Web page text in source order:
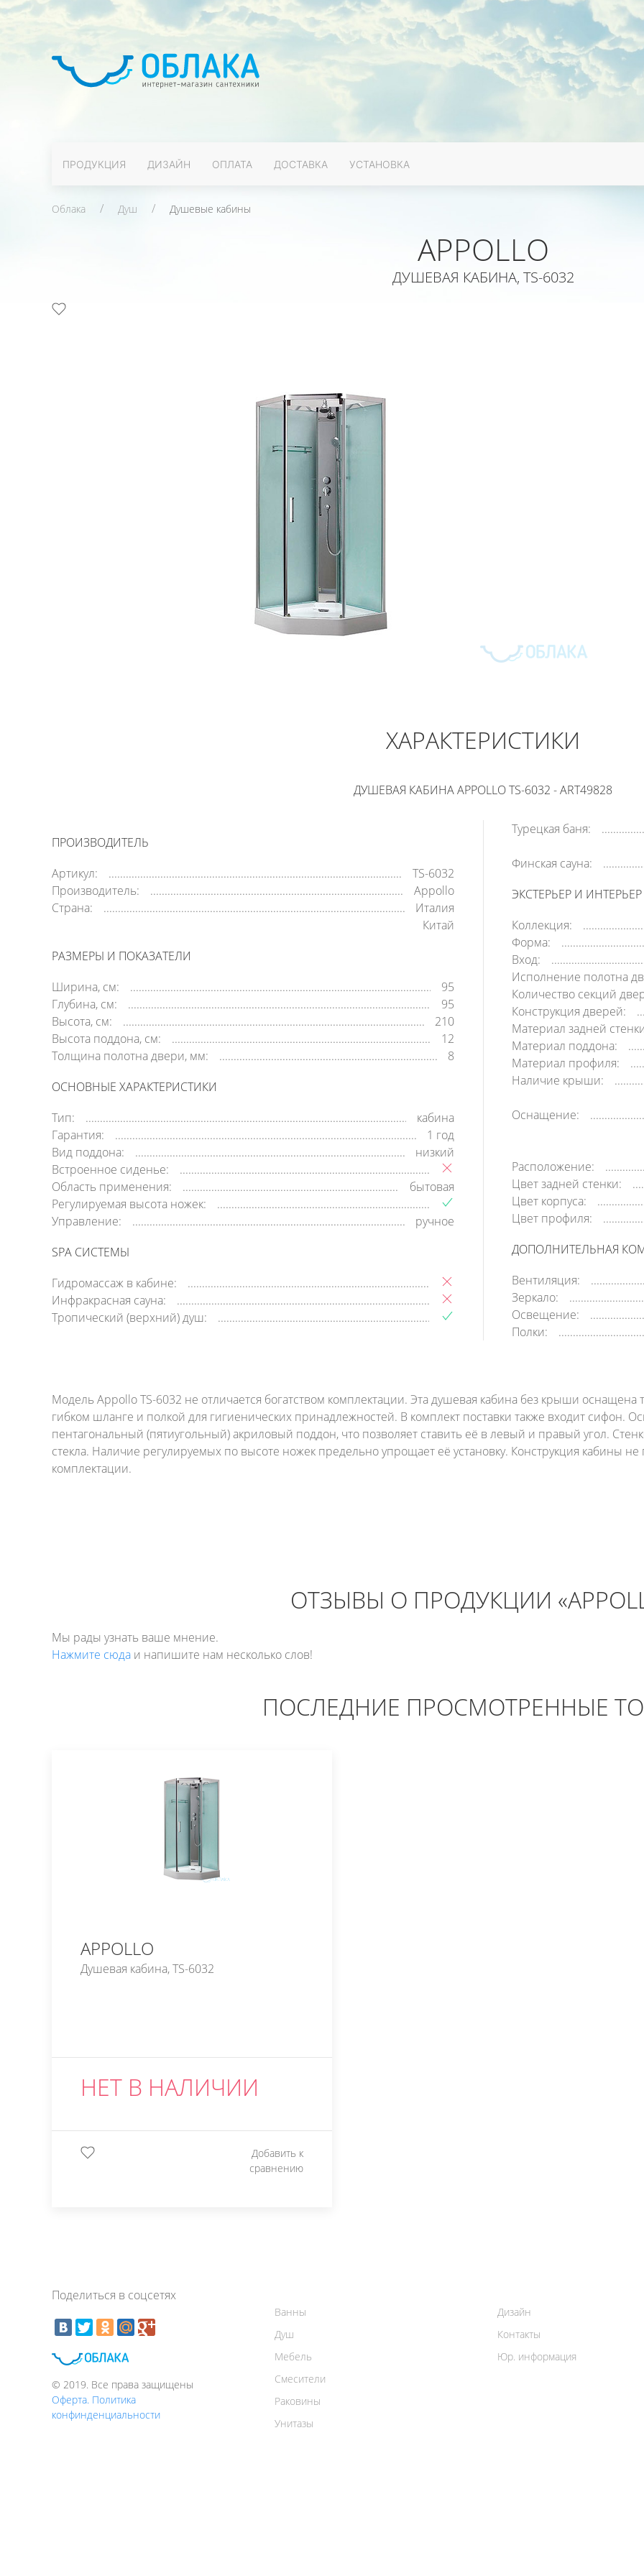
ПРОДУКЦИЯ ДИЗАЙН ОПЛАТА ДОСТАВКА УСТАНОВКА
Облака Душ Душевые кабины
APPOLLO
ДУШЕВАЯ КАБИНА, TS-6032
РУБХАРАКТЕРИСТИКИ
ДУШЕВАЯ КАБИНА APPOLLO TS-6032 - ART49828
ПРОИЗВОДИТЕЛЬ
Артикул:
TS-6032
Производитель:
Appollo
Страна:
Италия
Китай
РАЗМЕРЫ И ПОКАЗАТЕЛИ
Ширина, см:
95
Глубина, см:
95
Высота, см:
210
Высота поддона, см:
12
Толщина полотна двери, мм:
8
ОСНОВНЫЕ ХАРАКТЕРИСТИКИ
Тип:
кабина
Гарантия:
1 год
Вид поддона:
низкий
Встроенное сиденье:
Область применения:
бытовая
Регулируемая высота ножек:
Управление:
ручное
SPA СИСТЕМЫ
Гидромассаж в кабине:
Инфракрасная сауна:
Тропический (верхний) душ:
Турецкая баня:
Финская сауна:
ЭКСТЕРЬЕР И ИНТЕРЬЕР
Коллекция:
Форма:
Вход:
Исполнение полотна
Количество секций
Конструкция дверей:
Материал задней
Материал поддона:
Материал профиля:
Наличие крыши:
Оснащение:
Расположение:
Цвет задней стенки:
Цвет корпуса:
Цвет профиля:
ДОПОЛНИТЕЛЬНАЯ
Вентиляция:
Зеркало:
Освещение:
Полки:
Модель Appollo TS-6032 не отличается богатством комплектации. Эта душевая кабина без крыши
гибком шланге и полкой для гигиенических принадлежностей. В комплект поставки также входит сифон.
пентагональный (пятиугольный) акриловый поддон, что позволяет ставить её в левый и правый угол.
стекла. Наличие регулируемых по высоте ножек предельно упрощает её установку. Конструкция кабины
комплектации.
ОТЗЫВЫ О ПРОДУКЦИИ
Мы рады узнать ваше мнение.
Нажмите сюда и напишите нам несколько слов!
ПОСЛЕДНИЕ ПРОСМОТРЕННЫЕ
APPOLLO
Душевая кабина, TS-6032
НЕТ В НАЛИЧИИ
Добавить к
сравнению
Поделиться в соцсетях
© 2019. Все права защищены
Оферта. Политика
конфинденциальности
Ванны
Душ
Мебель
Смесители
Раковины
Унитазы
Дизайн
Контакты
Юр. информация